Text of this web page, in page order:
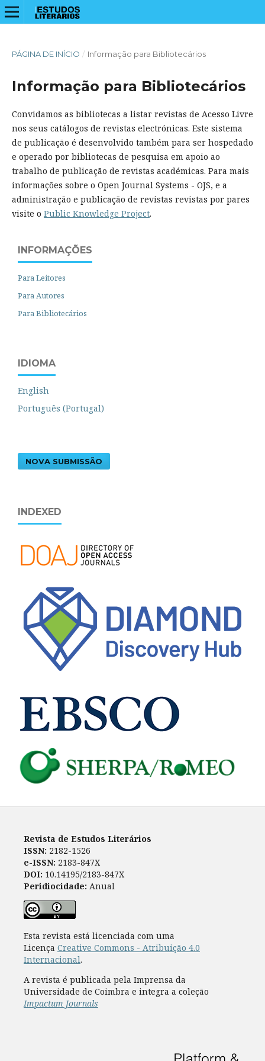
PÁGINA DE INÍCIO / Informação para Bibliotecários
Informação para Bibliotecários
Convidamos as bibliotecas a listar revistas de Acesso Livre
nos seus catálogos de revistas electrónicas. Este sistema
de publicação é desenvolvido também para ser hospedado
e operado por bibliotecas de pesquisa em apoio ao
trabalho de publicação de revistas académicas. Para mais
informações sobre o Open Journal Systems - OJS, e a
administração e publicação de revistas revistas por pares
visite o Public Knowledge Project.
INFORMAÇÕES
Para Leitores
Para Autores
Para Bibliotecários
IDIOMA
English
Português (Portugal)
NOVA SUBMISSÃO
INDEXED
Revista de Estudos Literários
ISSN: 2182-1526
e-ISSN: 2183-847X
DOI: 10.14195/2183-847X
Peridiocidade: Anual
Esta revista está licenciada com uma
Licença Creative Commons - Atribuição 4.0
Internacional.
A revista é publicada pela Imprensa da
Universidade de Coimbra e integra a coleção
Impactum Journals